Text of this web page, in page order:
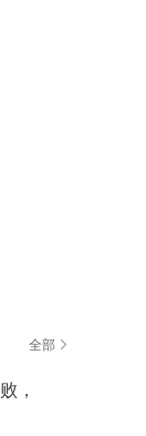
全部
，